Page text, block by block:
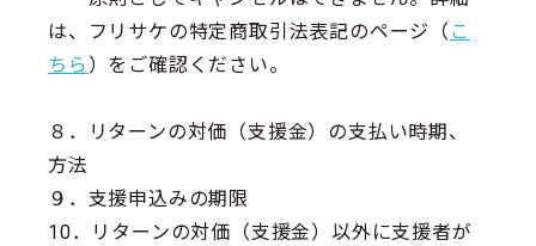
は、フリサケの特定商取引法表記のページ（ こ
ちら ）をご確認ください。
８．リターンの対価（支援金）の支払い時期、
方法
９．支援申込みの期限
10．リターンの対価（支援金）以外に支援者が